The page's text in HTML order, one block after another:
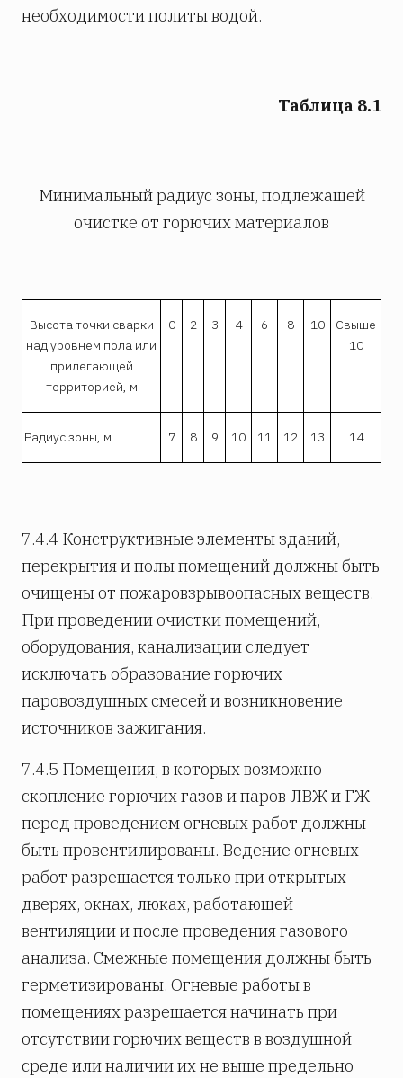
необходимости политы водой.
Таблица 8.1
Минимальный радиус зоны, подлежащей
очистке от горючих материалов
Высота точки сварки
над уровнем пола или
прилегающей
территорией, м
0 2 3 4 6 8 10
Свыше
10
Радиус зоны, м 7 8 9 10 11 12 13 14
7.4.4 Конструктивные элементы зданий,
перекрытия и полы помещений должны быть
очищены от пожаровзрывоопасных веществ.
При проведении очистки помещений,
оборудования, канализации следует
исключать образование горючих
паровоздушных смесей и возникновение
источников зажигания.
7.4.5 Помещения, в которых возможно
скопление горючих газов и паров ЛВЖ и ГЖ
перед проведением огневых работ должны
быть провентилированы. Ведение огневых
работ разрешается только при открытых
дверях, окнах, люках, работающей
вентиляции и после проведения газового
анализа. Смежные помещения должны быть
герметизированы. Огневые работы в
помещениях разрешается начинать при
отсутствии горючих веществ в воздушной
среде или наличии их не выше предельно